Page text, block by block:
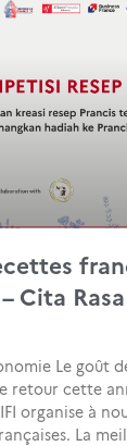
Cita
Le goût
retour cette
organise à
La